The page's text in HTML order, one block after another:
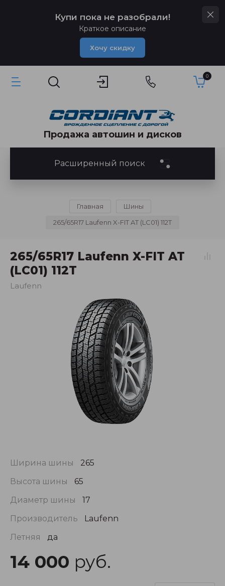
Купи пока не разобрали!
Краткое описание
Хочу скидку
0
Продажа автошин и дисков
Расширенный поиск
Главная
Шины
265/65R17 Laufenn X-FIT AT (LC01) 112T
265/65R17 Laufenn X-FIT AT
(LC01) 112T
Laufenn
Ширина шины
265
Высота шины
65
Диаметр шины
17
Производитель
Laufenn
Летняя
да
14 000 руб.